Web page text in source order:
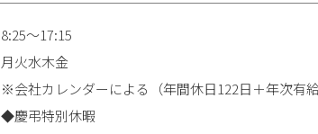
8:25～17:15
月火水木金
※会社カレンダーによる（年間休日122日＋年次有給
◆慶弔特別休暇